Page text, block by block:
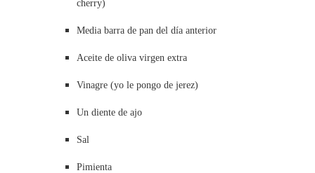
cherry)
Media barra de pan del día anterior
Aceite de oliva virgen extra
Vinagre (yo le pongo de jerez)
Un diente de ajo
Sal
Pimienta